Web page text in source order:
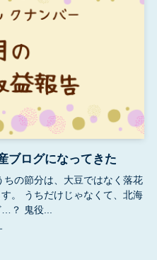
ブログになってきた
の節分は、大豆ではなく落花
。 うちだけじゃなくて、北海
？ 鬼役...